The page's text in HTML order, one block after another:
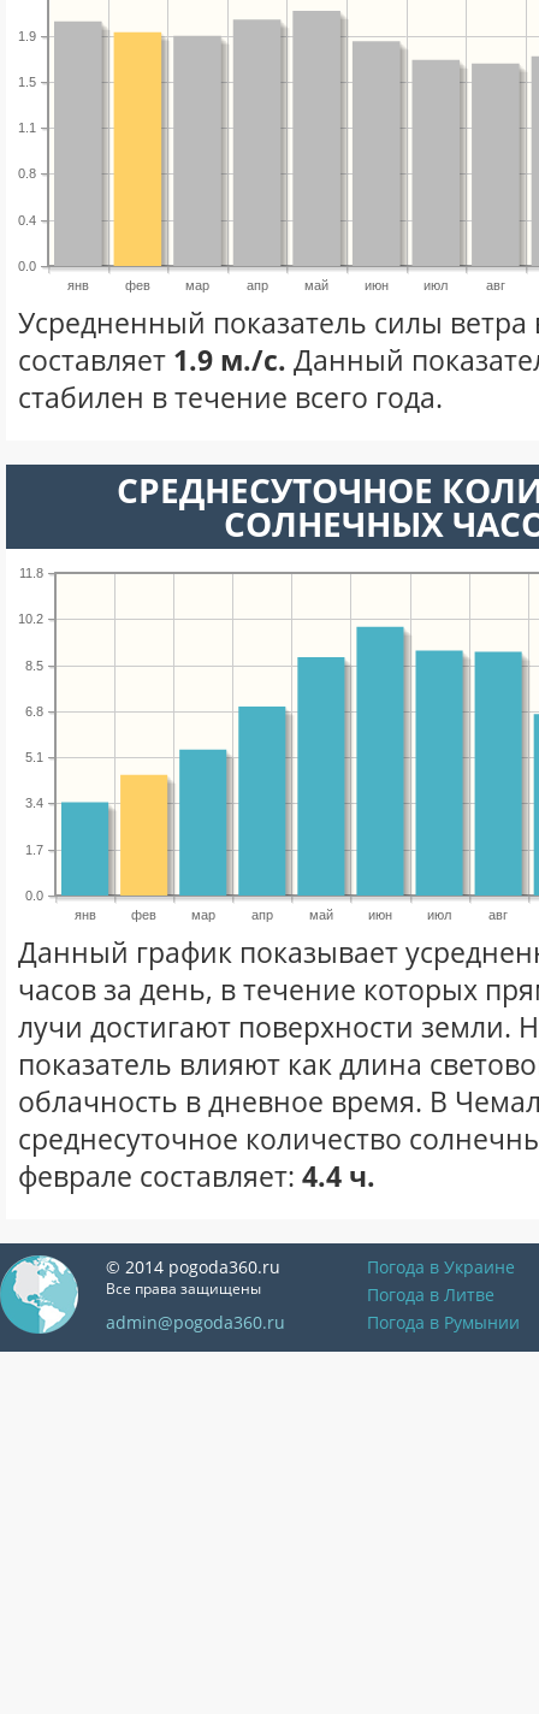
янв фев мар апр май июн июл авг
0.0
0.4
0.8
1.1
1.5
1.9
Усредненный показатель силы ветра
составляет 1.9 м./с. Данный
стабилен в течение всего года.
СРЕДНЕСУТОЧНОЕ
СОЛНЕЧНЫХ
янв фев мар апр май июн июл авг
0.0
1.7
3.4
5.1
6.8
8.5
10.2
11.8
Данный график показывает
часов за день, в течение которых
лучи достигают поверхности земли.
показатель влияют как длина
облачность в дневное время. В
среднесуточное количество
феврале составляет: 4.4 ч.
© 2014 pogoda360.ru
Все права защищены
admin@pogoda360.ru
Погода в Украине
Погода в Литве
Погода в Румынии